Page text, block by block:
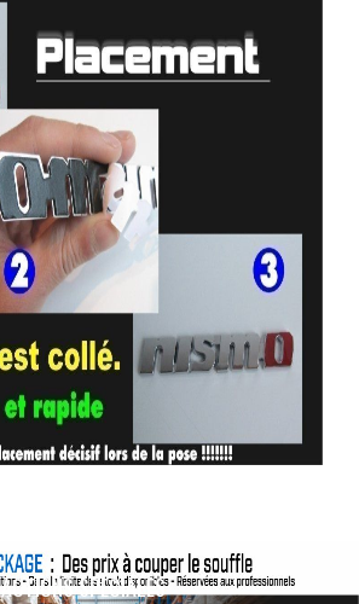
ACTIONS SPÉCIALES